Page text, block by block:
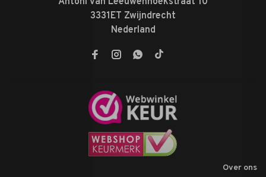
3331ET Zwijndrecht
Nederland
Over ons